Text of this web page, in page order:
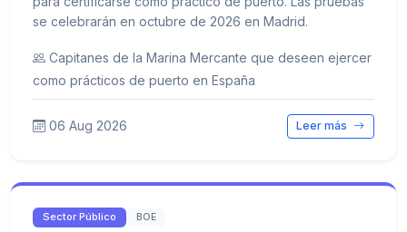
se celebrarán en octubre de 2026 en Madrid.
Capitanes de la Marina Mercante que deseen ejercer
como prácticos de puerto en España
06 Aug 2026 Leer más
Sector Público BOE